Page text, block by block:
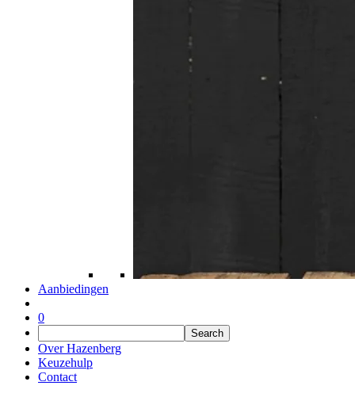
Aanbiedingen
0
Over Hazenberg
Keuzehulp
Contact